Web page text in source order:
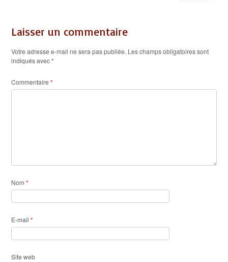
Laisser un commentaire
Votre adresse e-mail ne sera pas publiée. Les champs obligatoires sont
indiqués avec*
Commentaire *
Nom *
E-mail *
Site web